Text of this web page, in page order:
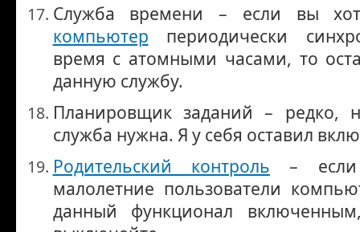
Служба времени – если вы
компьютер периодически
время с атомными часами, то
данную службу.
Планировщик заданий – редко,
служба нужна. Я у себя оставил
Родительский контроль –
малолетние пользователи
данный функционал